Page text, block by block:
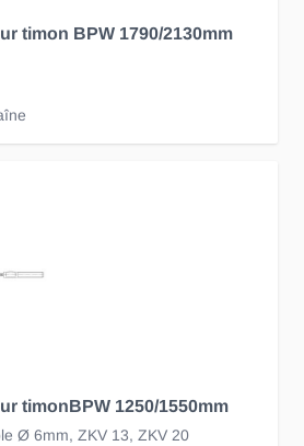
timon BPW 1790/2130mm
timonBPW 1250/1550mm
Ø 6mm, ZKV 13, ZKV 20